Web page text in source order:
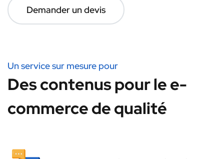
Demander un devis
Un service sur mesure pour
Des contenus pour le e-
commerce de qualité